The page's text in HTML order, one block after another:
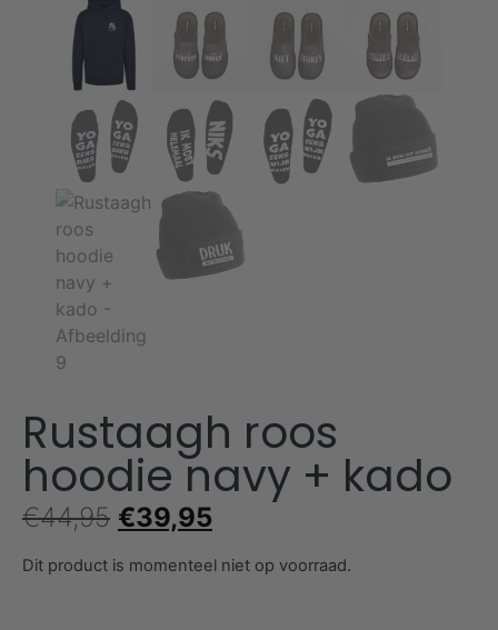
Rustaagh roos
hoodie navy + kado
€44,95 €39,95
Dit product is momenteel niet op voorraad.